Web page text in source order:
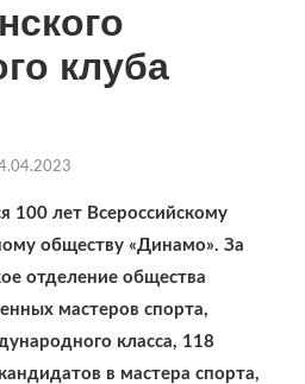
клуба
100 лет Всероссийскому
обществу «Динамо». За
отделение общества
мастеров спорта,
класса, 118
в мастера спорта,